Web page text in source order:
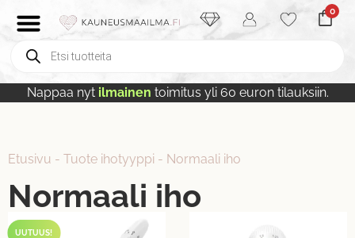
0
Nappaa nyt ilmainen toimitus yli 60 euron tilauksiin.
Etusivu - Tuote ihotyyppi - Normaali iho
Normaali iho
UUTUUS!